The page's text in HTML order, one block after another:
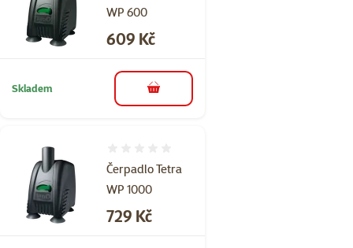
WP 600
Cena
609 Kč
Skladem do košíku
Čerpadlo Tetra
WP 1000
Cena
729 Kč